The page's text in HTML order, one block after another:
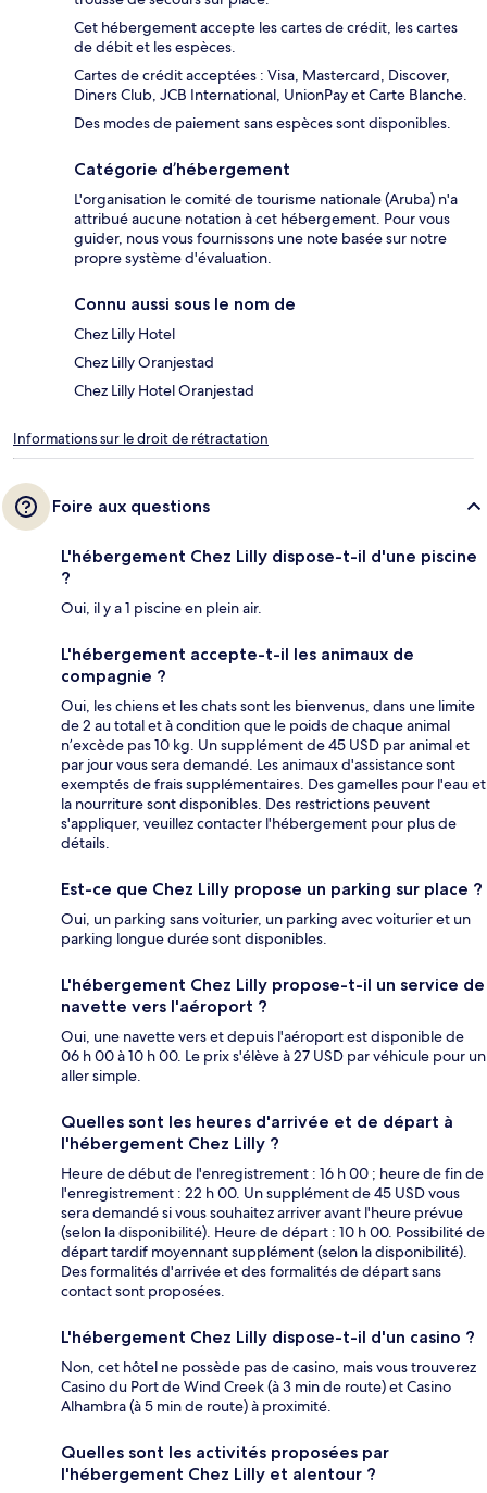
Cet hébergement accepte les cartes de crédit, les cartes
de débit et les espèces.
Cartes de crédit acceptées : Visa, Mastercard, Discover,
Diners Club, JCB International, UnionPay et Carte Blanche.
Des modes de paiement sans espèces sont disponibles.
Catégorie d’hébergement
L'organisation le comité de tourisme nationale (Aruba) n'a
attribué aucune notation à cet hébergement. Pour vous
guider, nous vous fournissons une note basée sur notre
propre système d'évaluation.
Connu aussi sous le nom de
Chez Lilly Hotel
Chez Lilly Oranjestad
Chez Lilly Hotel Oranjestad
Informations sur le droit de rétractation
Foire aux questions
L'hébergement Chez Lilly dispose-t-il d'une piscine
?
Oui, il y a 1 piscine en plein air.
L'hébergement accepte-t-il les animaux de
compagnie ?
Oui, les chiens et les chats sont les bienvenus, dans une limite
de 2 au total et à condition que le poids de chaque animal
n’excède pas 10 kg. Un supplément de 45 USD par animal et
par jour vous sera demandé. Les animaux d'assistance sont
exemptés de frais supplémentaires. Des gamelles pour l'eau et
la nourriture sont disponibles. Des restrictions peuvent
s'appliquer, veuillez contacter l'hébergement pour plus de
détails.
Est-ce que Chez Lilly propose un parking sur place ?
Oui, un parking sans voiturier, un parking avec voiturier et un
parking longue durée sont disponibles.
L'hébergement Chez Lilly propose-t-il un service de
navette vers l'aéroport ?
Oui, une navette vers et depuis l'aéroport est disponible de
06 h 00 à 10 h 00. Le prix s'élève à 27 USD par véhicule pour un
aller simple.
Quelles sont les heures d'arrivée et de départ à
l'hébergement Chez Lilly ?
Heure de début de l'enregistrement : 16 h 00 ; heure de fin de
l'enregistrement : 22 h 00. Un supplément de 45 USD vous
sera demandé si vous souhaitez arriver avant l'heure prévue
(selon la disponibilité). Heure de départ : 10 h 00. Possibilité de
départ tardif moyennant supplément (selon la disponibilité).
Des formalités d'arrivée et des formalités de départ sans
contact sont proposées.
L'hébergement Chez Lilly dispose-t-il d'un casino ?
Non, cet hôtel ne possède pas de casino, mais vous trouverez
Casino du Port de Wind Creek (à 3 min de route) et Casino
Alhambra (à 5 min de route) à proximité.
Quelles sont les activités proposées par
l'hébergement Chez Lilly et alentour ?